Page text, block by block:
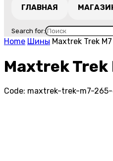
ГЛАВНАЯ
Search for:
Home Шины Maxtrek Trek
Maxtrek Trek
Code: maxtrek-trek-m7-265-